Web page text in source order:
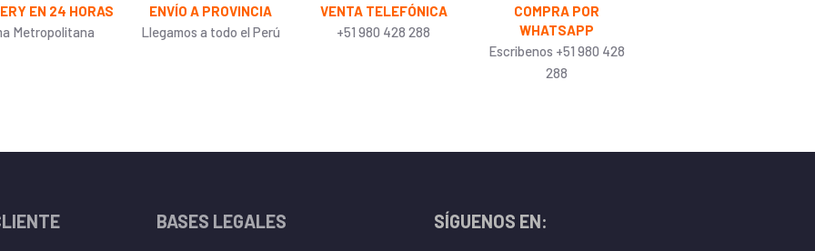
EN 24 HORAS
Metropolitana
ENVÍO A PROVINCIA
Llegamos a todo el Perú
VENTA TELEFÓNICA
+51 980 428 288
COMPRA POR
WHATSAPP
Escribenos +51 980 428
288
BASES LEGALES SÍGUENOS EN: